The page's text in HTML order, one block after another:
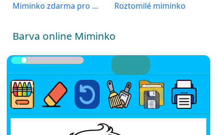
Miminko zdarma pro děti Roztomilé miminko
Barva online Miminko